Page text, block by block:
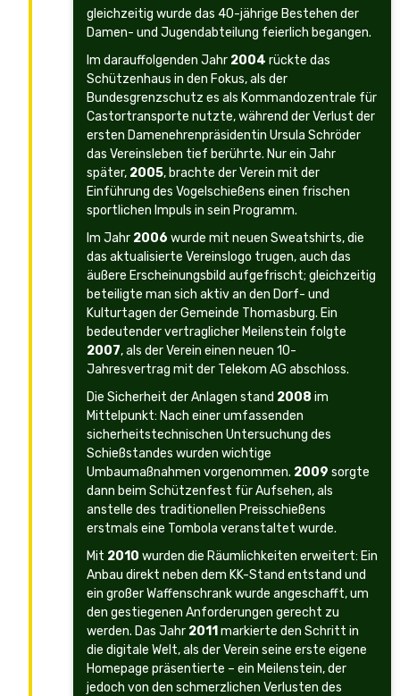
gleichzeitig wurde das 40-jährige Bestehen der
Damen- und Jugendabteilung feierlich begangen.
Im darauffolgenden Jahr 2004 rückte das
Schützenhaus in den Fokus, als der
Bundesgrenzschutz es als Kommandozentrale für
Castortransporte nutzte, während der Verlust der
ersten Damenehrenpräsidentin Ursula Schröder
das Vereinsleben tief berührte. Nur ein Jahr
später, 2005, brachte der Verein mit der
Einführung des Vogelschießens einen frischen
sportlichen Impuls in sein Programm.
Im Jahr 2006 wurde mit neuen Sweatshirts, die
das aktualisierte Vereinslogo trugen, auch das
äußere Erscheinungsbild aufgefrischt; gleichzeitig
beteiligte man sich aktiv an den Dorf- und
Kulturtagen der Gemeinde Thomasburg. Ein
bedeutender vertraglicher Meilenstein folgte
2007, als der Verein einen neuen 10-
Jahresvertrag mit der Telekom AG abschloss.
Die Sicherheit der Anlagen stand 2008 im
Mittelpunkt: Nach einer umfassenden
sicherheitstechnischen Untersuchung des
Schießstandes wurden wichtige
Umbaumaßnahmen vorgenommen. 2009 sorgte
dann beim Schützenfest für Aufsehen, als
anstelle des traditionellen Preisschießens
erstmals eine Tombola veranstaltet wurde.
Mit 2010 wurden die Räumlichkeiten erweitert: Ein
Anbau direkt neben dem KK-Stand entstand und
ein großer Waffenschrank wurde angeschafft, um
den gestiegenen Anforderungen gerecht zu
werden. Das Jahr 2011 markierte den Schritt in
die digitale Welt, als der Verein seine erste eigene
Homepage präsentierte – ein Meilenstein, der
jedoch von den schmerzlichen Verlusten des